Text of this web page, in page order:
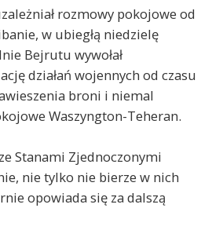
rozmowy pokojowe od
w ubiegłą niedzielę
Bejrutu wywołał
działań wojennych od czasu
broni i niemal
Waszyngton-Teheran.
Stanami Zjednoczonymi
nie tylko nie bierze w nich
opowiada się za dalszą